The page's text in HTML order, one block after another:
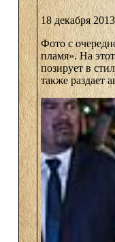
18 декабря 2013
Фото с
пламя». На
позирует в
также раздает